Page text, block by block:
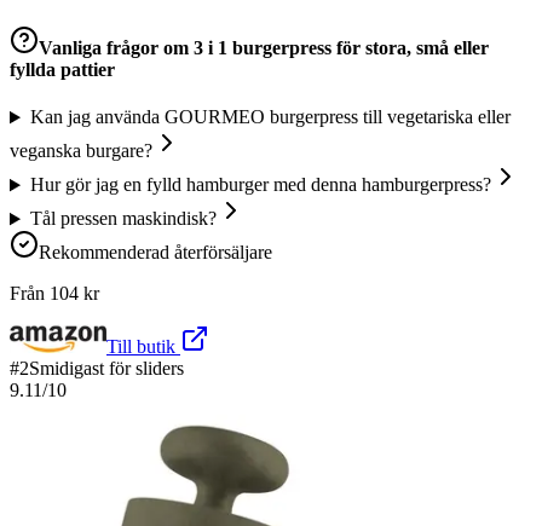
Vanliga frågor om 3 i 1 burgerpress för stora, små eller
fyllda pattier
Kan jag använda GOURMEO burgerpress till vegetariska eller
veganska burgare?
Hur gör jag en fylld hamburger med denna hamburgerpress?
Tål pressen maskindisk?
Rekommenderad återförsäljare
Från 104 kr
Till butik
#2Smidigast för sliders
9.11/10